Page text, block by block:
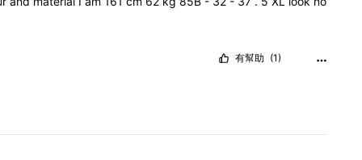
有幫助 (1)